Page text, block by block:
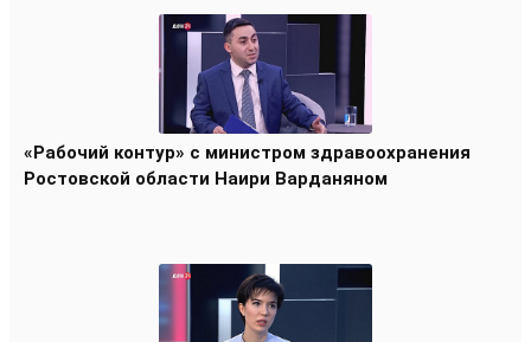
«Рабочий контур» с министром здравоохранения
Ростовской области Наири Варданяном